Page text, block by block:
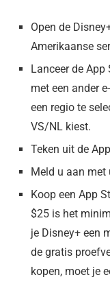
Open de
Amerikaanse
Lanceer de App
met een ander
een regio te
VS/NL kiest.
Teken uit de
Meld u aan met
Koop een App
$25 is het
je Disney+ een
de gratis
kopen, moet je